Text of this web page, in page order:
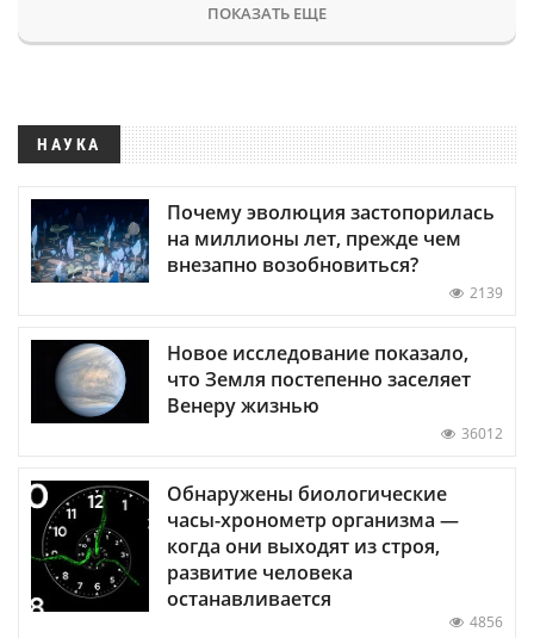
ПОКАЗАТЬ ЕЩЕ
НАУКА
Почему эволюция застопорилась
на миллионы лет, прежде чем
внезапно возобновиться?
2139
Новое исследование показало,
что Земля постепенно заселяет
Венеру жизнью
36012
Обнаружены биологические
часы-хронометр организма —
когда они выходят из строя,
развитие человека
останавливается
4856